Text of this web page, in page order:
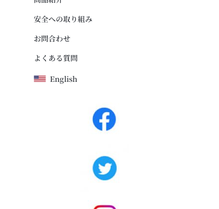
安全への取り組み
お問合わせ
よくある質問
English